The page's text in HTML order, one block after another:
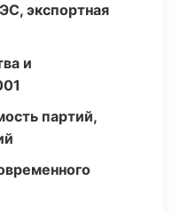
экспортная
и
партий,